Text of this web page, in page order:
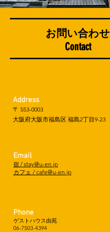
お問い合わせ
Contact
Address
〒 553-0003
大阪府大阪市福島区 福島2丁目9-23
Email
宿 / stay@u-en.jp
カフェ / cafe@u-en.jp
Phone
ゲストハウス由苑
06-7503-4394